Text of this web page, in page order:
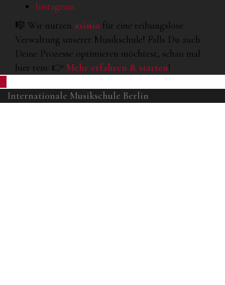
Instagram
🎼 Wir nutzen axinio für eine reibungslose
Verwaltung unserer Musikschule! Falls Du auch
Deine Prozesse optimieren möchtest, schau mal
hier rein: 👉 Mehr erfahren & starten!
Internationale Musikschule Berlin